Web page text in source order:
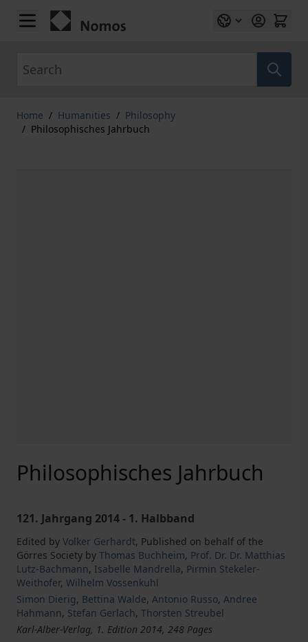
Skip to Content
Home / Humanities / Philosophy
/ Philosophisches Jahrbuch
Philosophisches Jahrbuch
121. Jahrgang 2014 - 1. Halbband
Edited by Volker Gerhardt, Published on behalf of the
Görres Society by Thomas Buchheim, Prof. Dr. Dr. Matthias
Lutz-Bachmann, Isabelle Mandrella, Pirmin Stekeler-
Weithofer, Wilhelm Vossenkuhl
Simon Dierig, Bettina Walde, Antonio Russo, Andree
Hahmann, Stefan Gerlach, Thorsten Streubel
Karl-Alber-Verlag, 1. Edition 2014, 248 Pages